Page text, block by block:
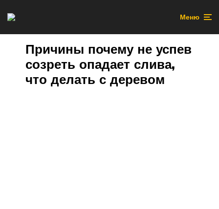
Меню
Причины почему не успев
созреть опадает слива,
что делать с деревом